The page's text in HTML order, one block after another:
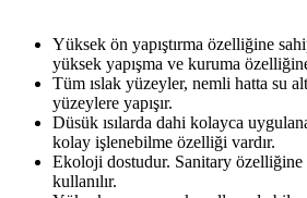
Yüksek ön yapıştırma özelliğine
yüksek yapışma ve kuruma
Tüm ıslak yüzeyler, nemli hatta su
yüzeylere yapışır.
Düsük ısılarda dahi kolayca
kolay işlenebilme özelliği vardır.
Ekoloji dostudur. Sanitary özelliğine
kullanılır.